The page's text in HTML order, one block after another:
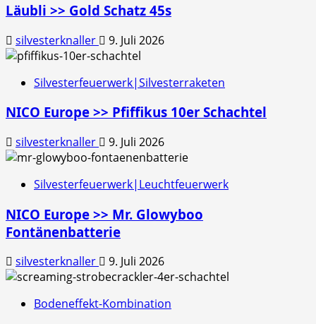
Läubli >> Gold Schatz 45s
silvesterknaller 9. Juli 2026
Silvesterfeuerwerk|Silvesterraketen
NICO Europe >> Pfiffikus 10er Schachtel
silvesterknaller 9. Juli 2026
Silvesterfeuerwerk|Leuchtfeuerwerk
NICO Europe >> Mr. Glowyboo
Fontänenbatterie
silvesterknaller 9. Juli 2026
Bodeneffekt-Kombination